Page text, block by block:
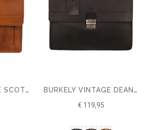
BURKELY VINTAGE SCOTT AKTETAS
BURKELY VINTAGE DEAN AKTETAS
€ 119,95